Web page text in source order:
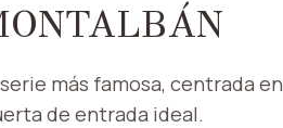
más famosa, centrada en
de entrada ideal.